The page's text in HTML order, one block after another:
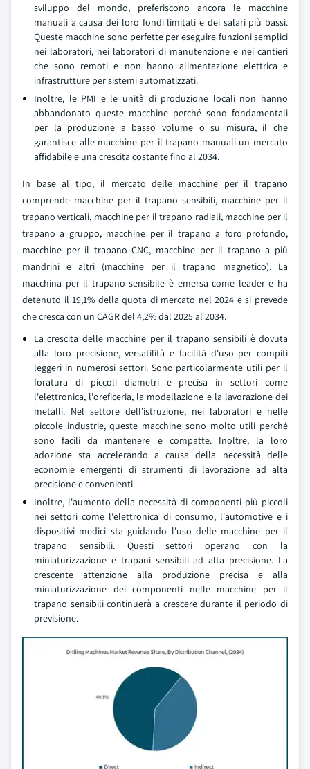
sviluppo del mondo, preferiscono ancora le macchine
manuali a causa dei loro fondi limitati e dei salari più bassi.
Queste macchine sono perfette per eseguire funzioni semplici
nei laboratori, nei laboratori di manutenzione e nei cantieri
che sono remoti e non hanno alimentazione elettrica e
infrastrutture per sistemi automatizzati.
Inoltre, le PMI e le unità di produzione locali non hanno
abbandonato queste macchine perché sono fondamentali
per la produzione a basso volume o su misura, il che
garantisce alle macchine per il trapano manuali un mercato
affidabile e una crescita costante fino al 2034.
In base al tipo, il mercato delle macchine per il trapano
comprende macchine per il trapano sensibili, macchine per il
trapano verticali, macchine per il trapano radiali, macchine per il
trapano a gruppo, macchine per il trapano a foro profondo,
macchine per il trapano CNC, macchine per il trapano a più
mandrini e altri (macchine per il trapano magnetico). La
macchina per il trapano sensibile è emersa come leader e ha
detenuto il 19,1% della quota di mercato nel 2024 e si prevede
che cresca con un CAGR del 4,2% dal 2025 al 2034.
La crescita delle macchine per il trapano sensibili è dovuta
alla loro precisione, versatilità e facilità d'uso per compiti
leggeri in numerosi settori. Sono particolarmente utili per il
foratura di piccoli diametri e precisa in settori come
l'elettronica, l'oreficeria, la modellazione e la lavorazione dei
metalli. Nel settore dell'istruzione, nei laboratori e nelle
piccole industrie, queste macchine sono molto utili perché
sono facili da mantenere e compatte. Inoltre, la loro
adozione sta accelerando a causa della necessità delle
economie emergenti di strumenti di lavorazione ad alta
precisione e convenienti.
Inoltre, l'aumento della necessità di componenti più piccoli
nei settori come l'elettronica di consumo, l'automotive e i
dispositivi medici sta guidando l'uso delle macchine per il
trapano sensibili. Questi settori operano con la
miniaturizzazione e trapani sensibili ad alta precisione. La
crescente attenzione alla produzione precisa e alla
miniaturizzazione dei componenti nelle macchine per il
trapano sensibili continuerà a crescere durante il periodo di
previsione.